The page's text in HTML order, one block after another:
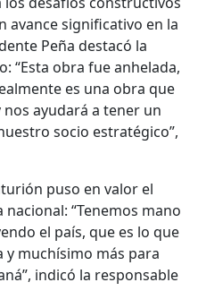
avance significativo en la
Peña destacó la
“Esta obra fue anhelada,
es una obra que
ayudará a tener un
socio estratégico”,
puso en valor el
“Tenemos mano
el país, que es lo que
muchísimo más para
indicó la responsable